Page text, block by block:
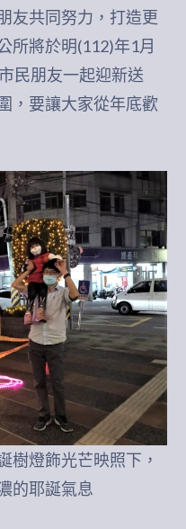
友共同努力，打造更
所將於明(112)年1月
民朋友一起迎新送
，要讓大家從年底歡
樹燈飾光芒映照下，
的耶誕氣息